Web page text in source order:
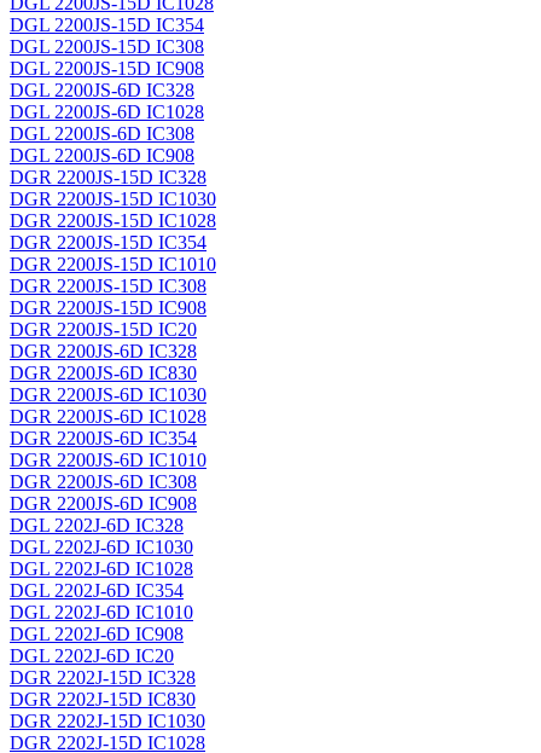
DGL 2200JS-15D IC354
DGL 2200JS-15D IC308
DGL 2200JS-15D IC908
DGL 2200JS-6D IC328
DGL 2200JS-6D IC1028
DGL 2200JS-6D IC308
DGL 2200JS-6D IC908
DGR 2200JS-15D IC328
DGR 2200JS-15D IC1030
DGR 2200JS-15D IC1028
DGR 2200JS-15D IC354
DGR 2200JS-15D IC1010
DGR 2200JS-15D IC308
DGR 2200JS-15D IC908
DGR 2200JS-15D IC20
DGR 2200JS-6D IC328
DGR 2200JS-6D IC830
DGR 2200JS-6D IC1030
DGR 2200JS-6D IC1028
DGR 2200JS-6D IC354
DGR 2200JS-6D IC1010
DGR 2200JS-6D IC308
DGR 2200JS-6D IC908
DGL 2202J-6D IC328
DGL 2202J-6D IC1030
DGL 2202J-6D IC1028
DGL 2202J-6D IC354
DGL 2202J-6D IC1010
DGL 2202J-6D IC908
DGL 2202J-6D IC20
DGR 2202J-15D IC328
DGR 2202J-15D IC830
DGR 2202J-15D IC1030
DGR 2202J-15D IC1028